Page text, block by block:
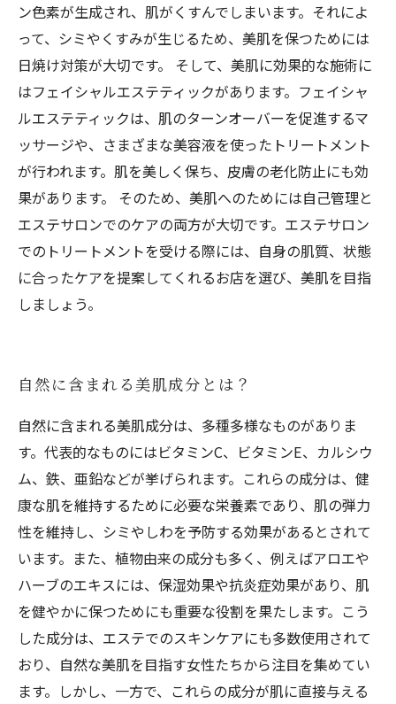
ン色素が生成され、肌がくすんでしまいます。それによ
って、シミやくすみが生じるため、美肌を保つためには
日焼け対策が大切です。 そして、美肌に効果的な施術に
はフェイシャルエステティックがあります。フェイシャ
ルエステティックは、肌のターンオーバーを促進するマ
ッサージや、さまざまな美容液を使ったトリートメント
が行われます。肌を美しく保ち、皮膚の老化防止にも効
果があります。 そのため、美肌へのためには自己管理と
エステサロンでのケアの両方が大切です。エステサロン
でのトリートメントを受ける際には、自身の肌質、状態
に合ったケアを提案してくれるお店を選び、美肌を目指
しましょう。
自然に含まれる美肌成分とは？
自然に含まれる美肌成分は、多種多様なものがありま
す。代表的なものにはビタミンC、ビタミンE、カルシウ
ム、鉄、亜鉛などが挙げられます。これらの成分は、健
康な肌を維持するために必要な栄養素であり、肌の弾力
性を維持し、シミやしわを予防する効果があるとされて
います。また、植物由来の成分も多く、例えばアロエや
ハーブのエキスには、保湿効果や抗炎症効果があり、肌
を健やかに保つためにも重要な役割を果たします。こう
した成分は、エステでのスキンケアにも多数使用されて
おり、自然な美肌を目指す女性たちから注目を集めてい
ます。しかし、一方で、これらの成分が肌に直接与える